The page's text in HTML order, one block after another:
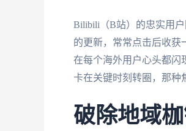
Bilibili（B站）的忠实用
的更新，常常点击后收获
在每个海外用户心头都闪
卡在关键时刻转圈，那种
破除地域